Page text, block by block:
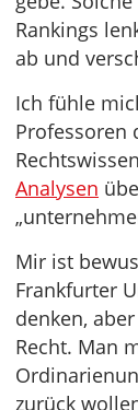
Rankings
ab und
Ich fühle
Professoren
Analysen
Mir ist
Frankfurter
denken,
Recht. Man
zurück